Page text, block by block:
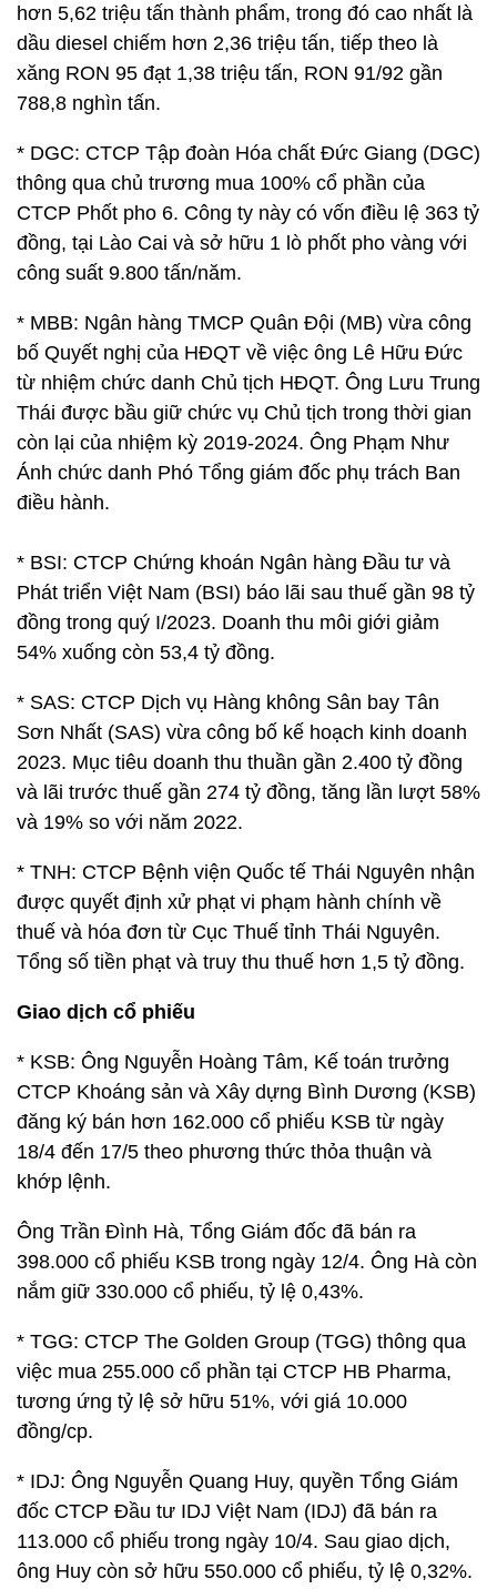
hơn 5,62 triệu tấn thành phẩm, trong đó cao nhất là
dầu diesel chiếm hơn 2,36 triệu tấn, tiếp theo là
xăng RON 95 đạt 1,38 triệu tấn, RON 91/92 gần
788,8 nghìn tấn.
* DGC: CTCP Tập đoàn Hóa chất Đức Giang (DGC)
thông qua chủ trương mua 100% cổ phần của
CTCP Phốt pho 6. Công ty này có vốn điều lệ 363 tỷ
đồng, tại Lào Cai và sở hữu 1 lò phốt pho vàng với
công suất 9.800 tấn/năm.
* MBB: Ngân hàng TMCP Quân Đội (MB) vừa công
bố Quyết nghị của HĐQT về việc ông Lê Hữu Đức
từ nhiệm chức danh Chủ tịch HĐQT. Ông Lưu Trung
Thái được bầu giữ chức vụ Chủ tịch trong thời gian
còn lại của nhiệm kỳ 2019-2024. Ông Phạm Như
Ánh chức danh Phó Tổng giám đốc phụ trách Ban
điều hành.
* BSI: CTCP Chứng khoán Ngân hàng Đầu tư và
Phát triển Việt Nam (BSI) báo lãi sau thuế gần 98 tỷ
đồng trong quý I/2023. Doanh thu môi giới giảm
54% xuống còn 53,4 tỷ đồng.
* SAS: CTCP Dịch vụ Hàng không Sân bay Tân
Sơn Nhất (SAS) vừa công bố kế hoạch kinh doanh
2023. Mục tiêu doanh thu thuần gần 2.400 tỷ đồng
và lãi trước thuế gần 274 tỷ đồng, tăng lần lượt 58%
và 19% so với năm 2022.
* TNH: CTCP Bệnh viện Quốc tế Thái Nguyên nhận
được quyết định xử phạt vi phạm hành chính về
thuế và hóa đơn từ Cục Thuế tỉnh Thái Nguyên.
Tổng số tiền phạt và truy thu thuế hơn 1,5 tỷ đồng.
Giao dịch cổ phiếu
* KSB: Ông Nguyễn Hoàng Tâm, Kế toán trưởng
CTCP Khoáng sản và Xây dựng Bình Dương (KSB)
đăng ký bán hơn 162.000 cổ phiếu KSB từ ngày
18/4 đến 17/5 theo phương thức thỏa thuận và
khớp lệnh.
Ông Trần Đình Hà, Tổng Giám đốc đã bán ra
398.000 cổ phiếu KSB trong ngày 12/4. Ông Hà còn
nắm giữ 330.000 cổ phiếu, tỷ lệ 0,43%.
* TGG: CTCP The Golden Group (TGG) thông qua
việc mua 255.000 cổ phần tại CTCP HB Pharma,
tương ứng tỷ lệ sở hữu 51%, với giá 10.000
đồng/cp.
* IDJ: Ông Nguyễn Quang Huy, quyền Tổng Giám
đốc CTCP Đầu tư IDJ Việt Nam (IDJ) đã bán ra
113.000 cổ phiếu trong ngày 10/4. Sau giao dịch,
ông Huy còn sở hữu 550.000 cổ phiếu, tỷ lệ 0,32%.